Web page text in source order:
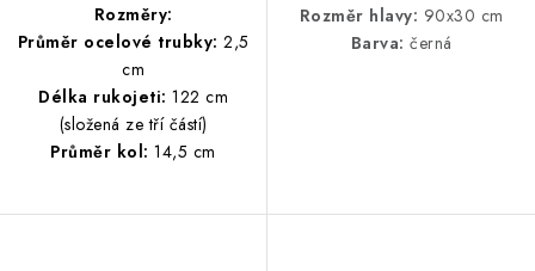
Rozměry:
Průměr ocelové trubky: 2,5
cm
Délka rukojeti: 122 cm
(složená ze tří částí)
Průměr kol: 14,5 cm
Rozměr hlavy: 90x30 cm
Barva: černá